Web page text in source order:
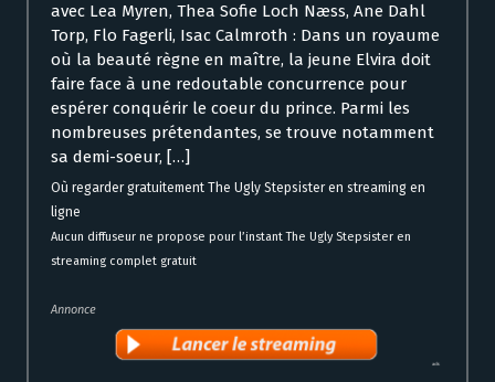
avec Lea Myren, Thea Sofie Loch Næss, Ane Dahl
Torp, Flo Fagerli, Isac Calmroth : Dans un royaume
où la beauté règne en maître, la jeune Elvira doit
faire face à une redoutable concurrence pour
espérer conquérir le coeur du prince. Parmi les
nombreuses prétendantes, se trouve notamment
sa demi-soeur, […]
Où regarder gratuitement The Ugly Stepsister en streaming en
ligne
Aucun diffuseur ne propose pour l’instant The Ugly Stepsister en
streaming complet gratuit
Annonce